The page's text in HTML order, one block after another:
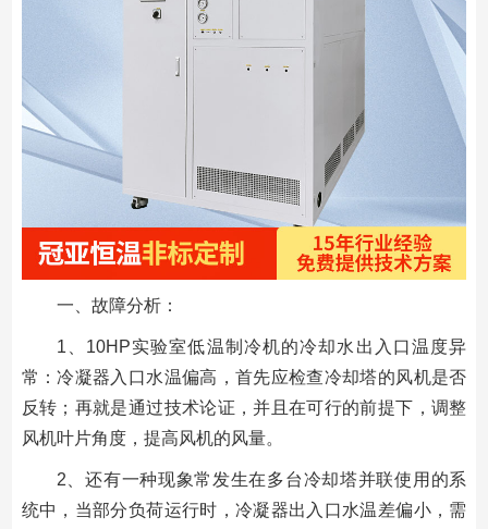
一、故障分析：
1、10HP实验室低温制冷机的冷却水出入口温度异
常：冷凝器入口水温偏高，首先应检查冷却塔的风机是否
反转；再就是通过技术论证，并且在可行的前提下，调整
风机叶片角度，提高风机的风量。
2、还有一种现象常发生在多台冷却塔并联使用的系
统中，当部分负荷运行时，冷凝器出入口水温差偏小，需